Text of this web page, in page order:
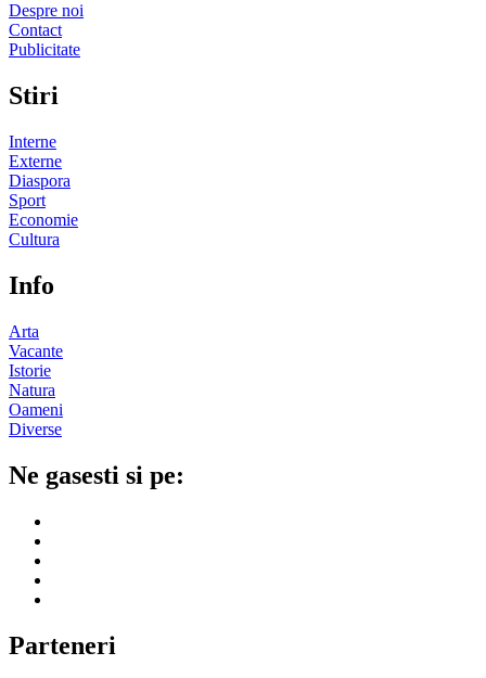
Despre noi
Contact
Publicitate
Stiri
Interne
Externe
Diaspora
Sport
Economie
Cultura
Info
Arta
Vacante
Istorie
Natura
Oameni
Diverse
Ne gasesti si pe:
Parteneri